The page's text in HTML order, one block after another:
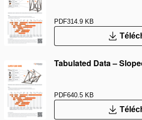
PDF314.9 KB
Tabulated Data –
PDF640.5 KB